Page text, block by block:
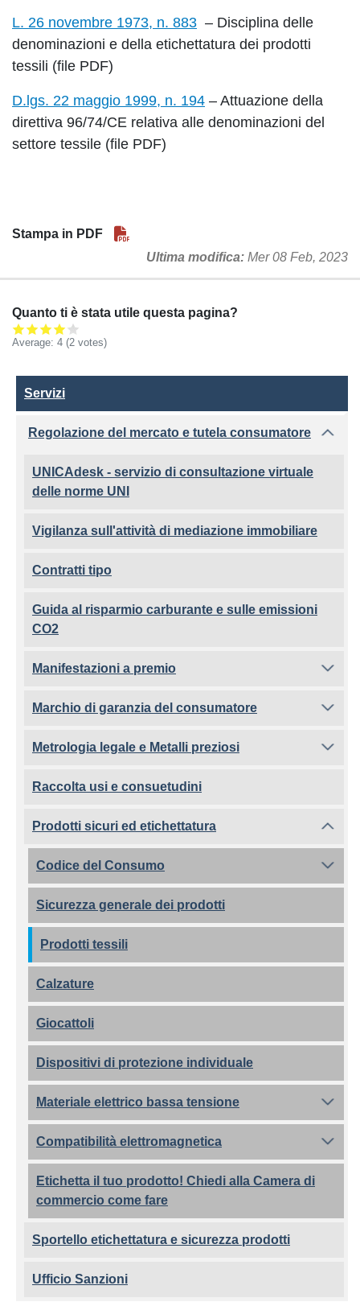
L. 26 novembre 1973, n. 883 – Disciplina delle
denominazioni e della etichettatura dei prodotti
tessili (file PDF)
D.lgs. 22 maggio 1999, n. 194 – Attuazione della
direttiva 96/74/CE relativa alle denominazioni del
settore tessile (file PDF)
Stampa in PDF
Ultima modifica Mer 08 Feb, 2023
Quanto ti è stata utile questa pagina?
Average: 4 (2 votes)
Servizi
Servizi
Regolazione del mercato e tutela consumatore
UNICAdesk - servizio di consultazione virtuale
delle norme UNI
Vigilanza sull'attività di mediazione immobiliare
Contratti tipo
Guida al risparmio carburante e sulle emissioni
CO2
Manifestazioni a premio
Marchio di garanzia del consumatore
Metrologia legale e Metalli preziosi
Raccolta usi e consuetudini
Prodotti sicuri ed etichettatura
Codice del Consumo
Sicurezza generale dei prodotti
Prodotti tessili
Calzature
Giocattoli
Dispositivi di protezione individuale
Materiale elettrico bassa tensione
Compatibilità elettromagnetica
Etichetta il tuo prodotto! Chiedi alla Camera di
commercio come fare
Sportello etichettatura e sicurezza prodotti
Ufficio Sanzioni